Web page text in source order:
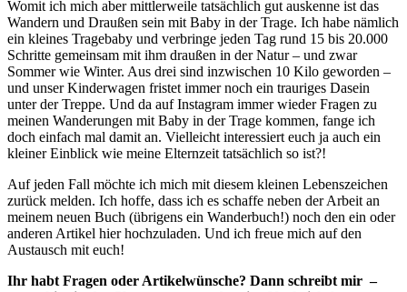
Womit ich mich aber mittlerweile tatsächlich gut auskenne ist das
Wandern und Draußen sein mit Baby in der Trage. Ich habe nämlich
ein kleines Tragebaby und verbringe jeden Tag rund 15 bis 20.000
Schritte gemeinsam mit ihm draußen in der Natur – und zwar
Sommer wie Winter. Aus drei sind inzwischen 10 Kilo geworden –
und unser Kinderwagen fristet immer noch ein trauriges Dasein
unter der Treppe. Und da auf Instagram immer wieder Fragen zu
meinen Wanderungen mit Baby in der Trage kommen, fange ich
doch einfach mal damit an. Vielleicht interessiert euch ja auch ein
kleiner Einblick wie meine Elternzeit tatsächlich so ist?!
Auf jeden Fall möchte ich mich mit diesem kleinen Lebenszeichen
zurück melden. Ich hoffe, dass ich es schaffe neben der Arbeit an
meinem neuen Buch (übrigens ein Wanderbuch!) noch den ein oder
anderen Artikel hier hochzuladen. Und ich freue mich auf den
Austausch mit euch!
Ihr habt Fragen oder Artikelwünsche? Dann schreibt mir –